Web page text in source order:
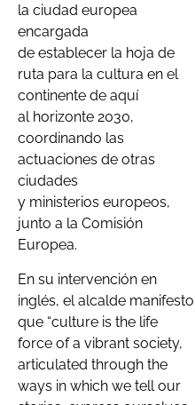
la ciudad europea
encargada
de establecer la hoja de
ruta para la cultura en el
continente de aquí
al horizonte 2030,
coordinando las
actuaciones de otras
ciudades
y ministerios europeos,
junto a la Comisión
Europea.
En su intervención en
inglés, el alcalde manifesto
que “culture is the life
force of a vibrant society,
articulated through the
ways in which we tell our